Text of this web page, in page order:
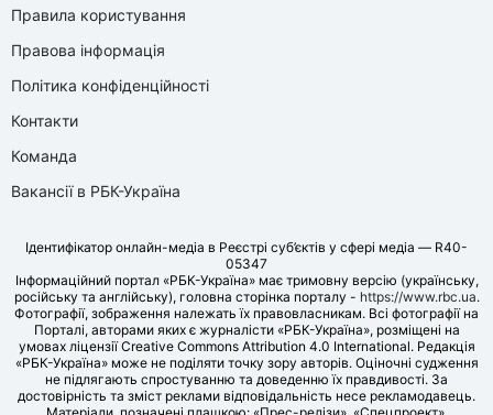
Правила користування
Правова інформація
Політика конфіденційності
Контакти
Команда
Вакансії в РБК-Україна
Ідентифікатор онлайн-медіа в Реєстрі суб’єктів у сфері медіа — R40-
05347
Інформаційний портал «РБК-Україна» має тримовну версію (українську,
російську та англійську), головна сторінка порталу - https://www.rbc.ua.
Фотографії, зображення належать їх правовласникам. Всі фотографії на
Порталі, авторами яких є журналісти «РБК-Україна», розміщені на
умовах ліцензії Creative Commons Attribution 4.0 International. Редакція
«РБК-Україна» може не поділяти точку зору авторів. Оціночні судження
не підлягають спростуванню та доведенню їх правдивості. За
достовірність та зміст реклами відповідальність несе рекламодавець.